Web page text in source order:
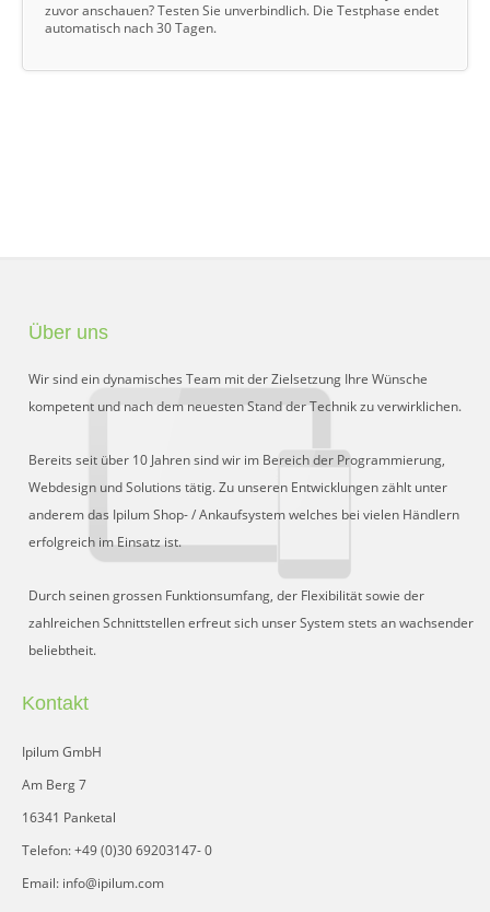
zuvor anschauen? Testen Sie unverbindlich. Die Testphase endet
automatisch nach 30 Tagen.
Über uns
Wir sind ein dynamisches Team mit der Zielsetzung Ihre Wünsche
kompetent und nach dem neuesten Stand der Technik zu verwirklichen.
Bereits seit über 10 Jahren sind wir im Bereich der Programmierung,
Webdesign und Solutions tätig. Zu unseren Entwicklungen zählt unter
anderem das Ipilum Shop- / Ankaufsystem welches bei vielen Händlern
erfolgreich im Einsatz ist.
Durch seinen grossen Funktionsumfang, der Flexibilität sowie der
zahlreichen Schnittstellen erfreut sich unser System stets an wachsender
beliebtheit.
Kontakt
Ipilum GmbH
Am Berg 7
16341 Panketal
Telefon: +49 (0)30 69203147- 0
Email: info@ipilum.com